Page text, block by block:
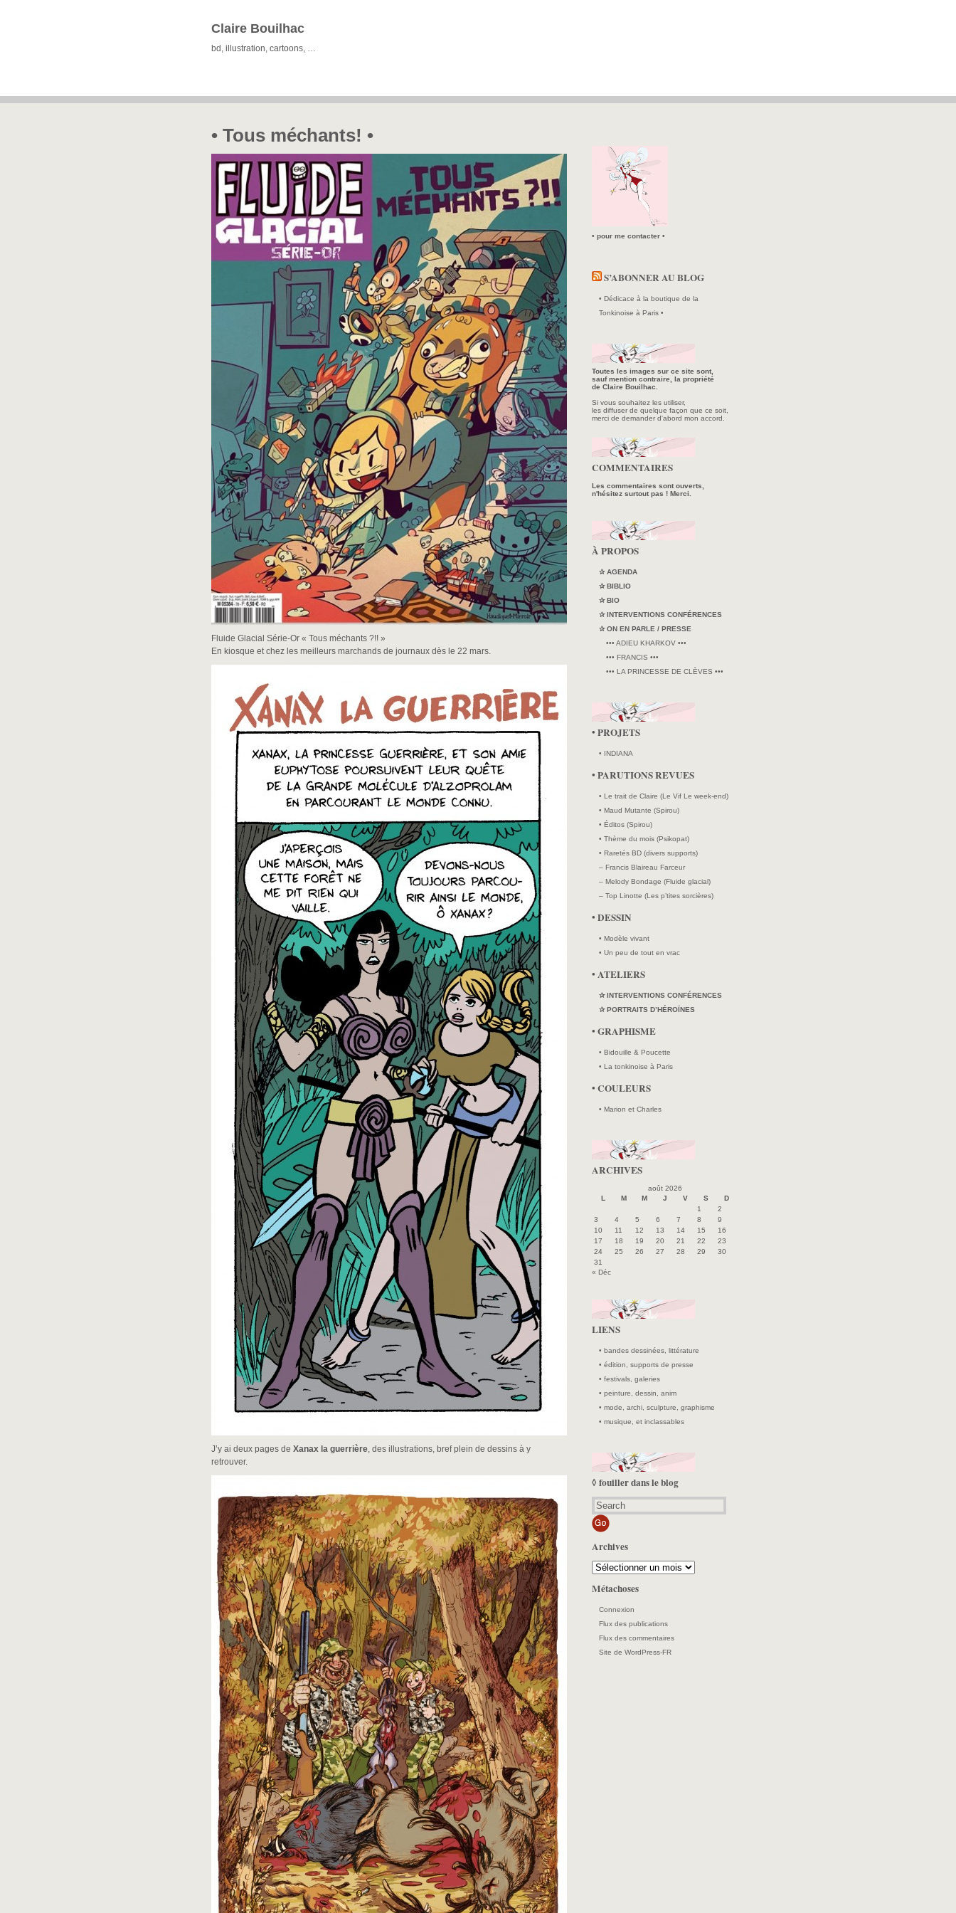
Claire Bouilhac
bd, illustration, cartoons, …
• Tous méchants! •
Fluide Glacial Série-Or « Tous méchants ?!! »
En kiosque et chez les meilleurs marchands de journaux dès le 22 mars.
J’y ai deux pages de Xanax la guerrière, des illustrations, bref plein de dessins à y
retrouver.
• pour me contacter •
S’ABONNER AU BLOG
• Dédicace à la boutique de la
Tonkinoise à Paris •
Toutes les images sur ce site sont,
sauf mention contraire, la propriété
de Claire Bouilhac.
Si vous souhaitez les utiliser,
les diffuser de quelque façon que ce soit,
merci de demander d'abord mon accord.
COMMENTAIRES
Les commentaires sont ouverts,
n'hésitez surtout pas ! Merci.
À PROPOS
✰ AGENDA
✰ BIBLIO
✰ BIO
✰ INTERVENTIONS CONFÉRENCES
✰ ON EN PARLE / PRESSE
••• ADIEU KHARKOV •••
••• FRANCIS •••
••• LA PRINCESSE DE CLÈVES •••
• PROJETS
• INDIANA
• PARUTIONS REVUES
• Le trait de Claire (Le Vif Le week-end)
• Maud Mutante (Spirou)
• Éditos (Spirou)
• Thème du mois (Psikopat)
• Raretés BD (divers supports)
– Francis Blaireau Farceur
– Melody Bondage (Fluide glacial)
– Top Linotte (Les p’tites sorcières)
• DESSIN
• Modèle vivant
• Un peu de tout en vrac
• ATELIERS
✰ INTERVENTIONS CONFÉRENCES
✰ PORTRAITS D’HÉROÏNES
• GRAPHISME
• Bidouille & Poucette
• La tonkinoise à Paris
• COULEURS
• Marion et Charles
ARCHIVES
août 2026
L
M M J V S
D
1
2
3
4 5 6 7 8
9
10
11 12 13 14 15
16
17
18 19 20 21 22
23
24
25 26 27 28 29
30
31
« Déc
LIENS
• bandes dessinées, littérature
• édition, supports de presse
• festivals, galeries
• peinture, dessin, anim
• mode, archi, sculpture, graphisme
• musique, et inclassables
◊ fouiller dans le blog
Archives
Archives
Métachoses
Connexion
Flux des publications
Flux des commentaires
Site de WordPress-FR